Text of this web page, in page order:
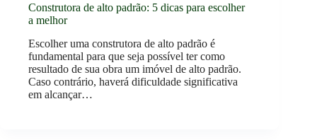
Construtora de alto padrão: 5 dicas para escolher
a melhor
Escolher uma construtora de alto padrão é
fundamental para que seja possível ter como
resultado de sua obra um imóvel de alto padrão.
Caso contrário, haverá dificuldade significativa
em alcançar…